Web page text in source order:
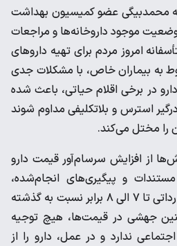
محمدبیگی عضو کمیسیون بهداشت
موجود داروخانه‌ها و مراجعات
امروز مردم برای تهیه داروهای
به بیماران خاص، با مشکلات جدی
در برخی اقلام حیاتی، باعث شده
استرس و بلاتکلیفی مداوم شوند
را مختل می‌کند.
از افزایش سرسام‌آور قیمت دارو
و پیگیری‌های انجام‌شده،
قیمت تعدادی از داروهای وارداتی تا ۷ الی ۸ برابر نسبت به گذشته
جهشی در قیمت‌ها، هیچ توجیه
ندارد و در عمل، دارو را از